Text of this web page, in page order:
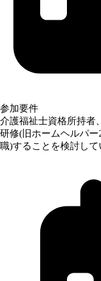
参加要件
介護福祉士資格所持者
研修(旧ホームヘルパ
職)することを検討して